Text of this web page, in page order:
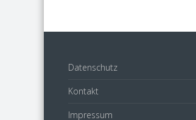
Datenschutz
Kontakt
Impressum